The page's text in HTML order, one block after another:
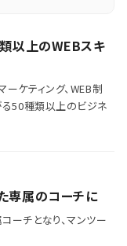
以上のWEBスキ
ーケティング、WEB制
る50種類以上のビジネ
専属のコーチに
ーチとなり、マンツー